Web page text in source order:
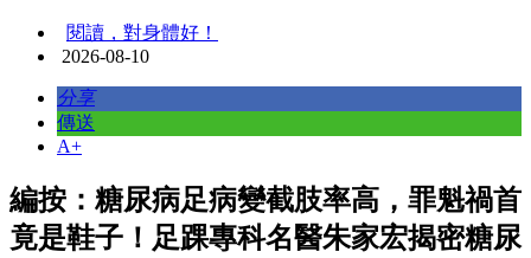
閱讀，對身體好！
2026-08-10
分享
傳送
A+
編按：糖尿病足病變截肢率高，罪魁禍首
竟是鞋子！足踝專科名醫朱家宏揭密糖尿